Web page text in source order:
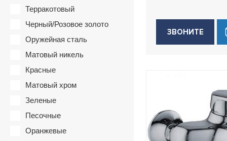
Терракотовый
Черный/Розовое золото
Оружейная сталь
Матовый никель
Красные
Матовый хром
Зеленые
Песочные
Оранжевые
ЗВОНИТЕ